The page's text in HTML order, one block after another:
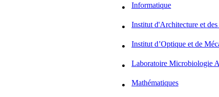
Informatique
Institut d'Architecture et des
Institut d’Optique et de
Laboratoire Microbiologie
Mathématiques